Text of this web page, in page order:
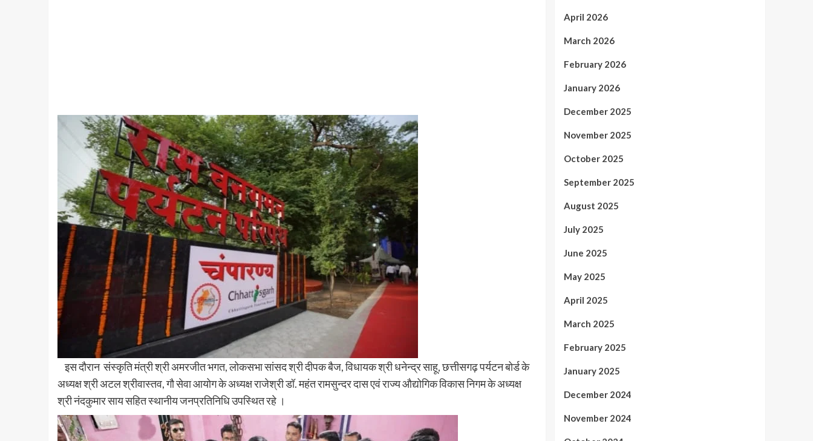
इस दौरान संस्कृति मंत्री श्री अमरजीत भगत, लोकसभा सांसद श्री दीपक बैज, विधायक श्री धनेन्द्र साहू, छत्तीसगढ़ पर्यटन बोर्ड के
अध्यक्ष श्री अटल श्रीवास्तव, गौ सेवा आयोग के अध्यक्ष राजेश्री डॉ. महंत रामसुन्दर दास एवं राज्य औद्योगिक विकास निगम के अध्यक्ष
श्री नंदकुमार साय सहित स्थानीय जनप्रतिनिधि उपस्थित रहे ।
April 2026
March 2026
February 2026
January 2026
December 2025
November 2025
October 2025
September 2025
August 2025
July 2025
June 2025
May 2025
April 2025
March 2025
February 2025
January 2025
December 2024
November 2024